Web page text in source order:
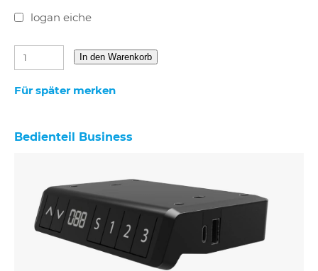
logan eiche
In den Warenkorb
Für später merken
Bedienteil Business